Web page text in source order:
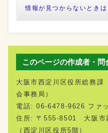
情報が見つからないときは
このページの作成者・問
大阪市西淀川区役所総務課
会事務局）
電話: 06-6478-9626 ファ
住所: 〒555-8501 大阪市
（西淀川区役所5階）